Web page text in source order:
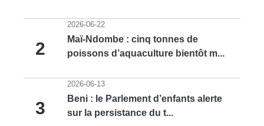
2
2026-06-22
Maï-Ndombe : cinq tonnes de
poissons d’aquaculture bientôt m...
3
2026-06-13
Beni : le Parlement d’enfants alerte
sur la persistance du t...